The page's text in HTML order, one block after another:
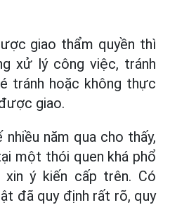
giao thẩm quyền thì
xử lý công việc, tránh
tránh hoặc không thực
giao.
năm qua cho thấy,
một thói quen khá phổ
ý kiến cấp trên. Có
đã quy định rất rõ, quy